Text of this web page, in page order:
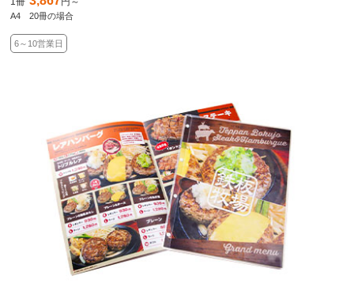
A4 20冊の場合
6～10営業日